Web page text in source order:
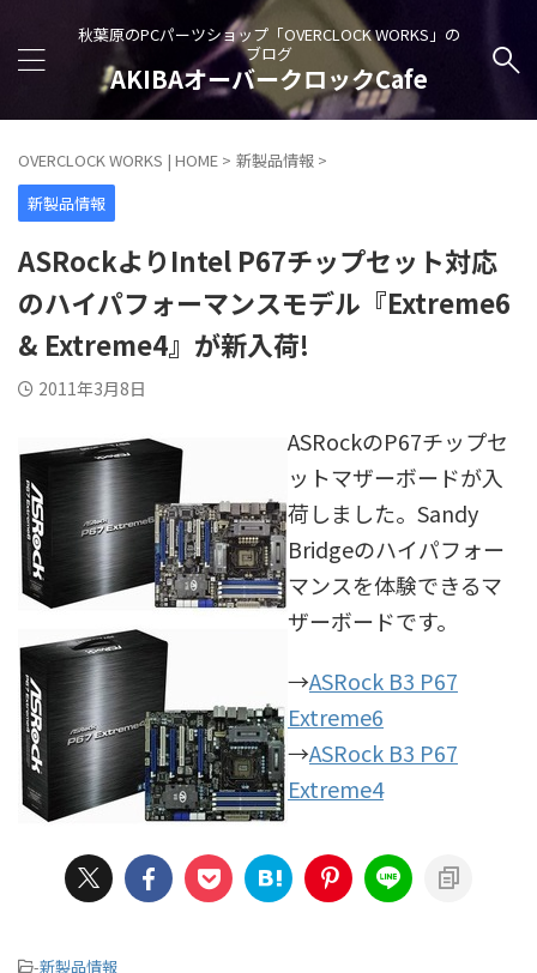
秋葉原のPCパーツショップ「OVERCLOCK WORKS」の
ブログ
AKIBAオーバークロックCafe
OVERCLOCK WORKS | HOME > 新製品情報 >
新製品情報
ASRockよりIntel P67チップセット対応
のハイパフォーマンスモデル『Extreme6
& Extreme4』が新入荷!
2011年3月8日
ASRockのP67チップセ
ットマザーボードが入
荷しました。Sandy
Bridgeのハイパフォー
マンスを体験できるマ
ザーボードです。
→ASRock B3 P67
Extreme6
→ASRock B3 P67
Extreme4
-新製品情報